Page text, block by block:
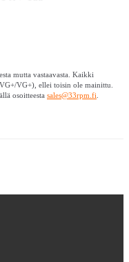
mutta vastaavasta. Kaikki
VG+), ellei toisin ole mainittu.
osoitteesta sales@33rpm.fi